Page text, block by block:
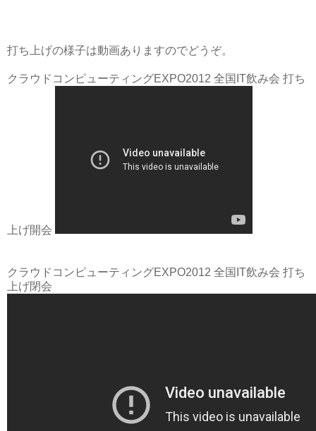
打ち上げの様子は動画ありますのでどうぞ。
クラウドコンピューティングEXPO2012 全国IT飲み会 打ち
上げ開会
クラウドコンピューティングEXPO2012 全国IT飲み会 打ち
上げ閉会